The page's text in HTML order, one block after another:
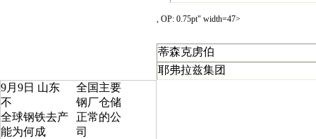
, OP: 0.75pt" width=47>
蒂森克虏伯
耶弗拉兹集团
9月9日 山东
不
全球钢铁去产
能为何成
全国主要
钢厂仓储
正常的公
司